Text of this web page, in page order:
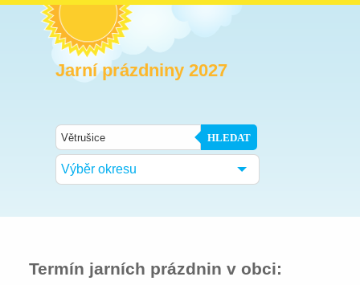
Jarní prázdniny 2027
HLEDAT
Výběr okresu
Termín jarních prázdnin v obci: